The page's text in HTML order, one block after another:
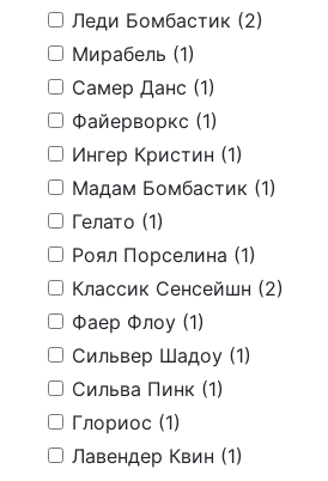
Леди Бомбастик (2)
Мирабель (1)
Самер Данс (1)
Файерворкс (1)
Ингер Кристин (1)
Мадам Бомбастик (1)
Гелато (1)
Роял Порселина (1)
Классик Сенсейшн (2)
Фаер Флоу (1)
Сильвер Шадоу (1)
Сильва Пинк (1)
Глориос (1)
Лавендер Квин (1)